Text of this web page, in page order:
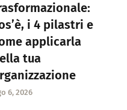
i 4 pilastri e
applicarla
tua
6, 2026